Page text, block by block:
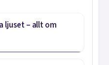
ljuset – allt om